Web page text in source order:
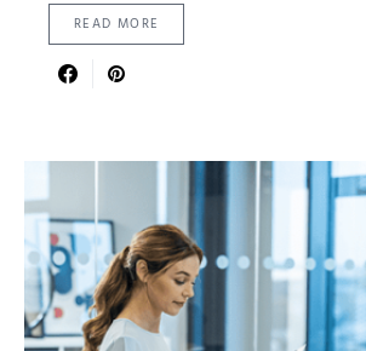
READ MORE